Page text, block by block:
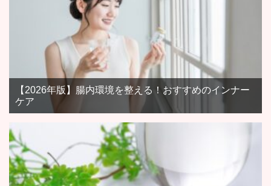
【2026年版】腸内環境を整える！おすすめのインナー
ケア